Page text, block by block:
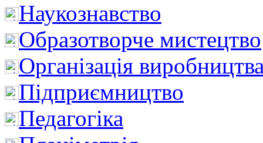
Наукознавство
Образотворче мистецтво
Організація
Підприємництво
Педагогіка